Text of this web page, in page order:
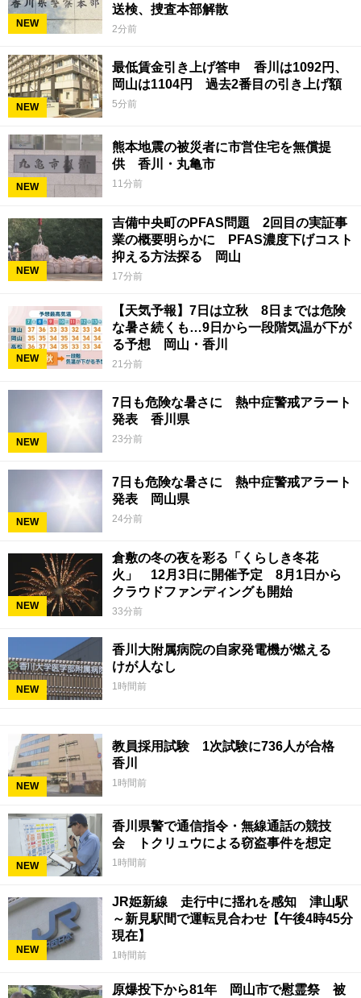
NEW
送検、捜査本部解散
2分前
NEW
最低賃金引き上げ答申 香川は1092円、
岡山は1104円 過去2番目の引き上げ額
5分前
NEW
熊本地震の被災者に市営住宅を無償提
供 香川・丸亀市
11分前
NEW
吉備中央町のPFAS問題 2回目の実証事
業の概要明らかに PFAS濃度下げコスト
抑える方法探る 岡山
17分前
NEW
【天気予報】7日は立秋 8日までは危険
な暑さ続くも…9日から一段階気温が下が
る予想 岡山・香川
21分前
NEW
7日も危険な暑さに 熱中症警戒アラート
発表 香川県
23分前
NEW
7日も危険な暑さに 熱中症警戒アラート
発表 岡山県
24分前
NEW
倉敷の冬の夜を彩る「くらしき冬花
火」 12月3日に開催予定 8月1日から
クラウドファンディングも開始
33分前
NEW
香川大附属病院の自家発電機が燃える
けが人なし
1時間前
NEW
教員採用試験 1次試験に736人が合格
香川
1時間前
NEW
香川県警で通信指令・無線通話の競技
会 トクリュウによる窃盗事件を想定
1時間前
NEW
JR姫新線 走行中に揺れを感知 津山駅
～新見駅間で運転見合わせ【午後4時45分
現在】
1時間前
原爆投下から81年 岡山市で慰霊祭 被